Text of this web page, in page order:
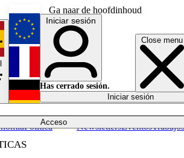
Ga naar de hoofdinhoud
Close menu
Acceso
Política NewslettersEventosTrabajos
English
Français
Iniciar sesión
Has cerrado sesión.
Iniciar sesión